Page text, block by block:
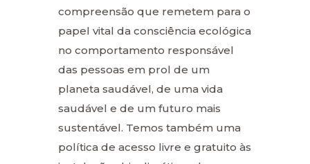
compreensão que remetem para o
papel vital da consciência ecológica
no comportamento responsável
das pessoas em prol de um
planeta saudável, de uma vida
saudável e de um futuro mais
sustentável. Temos também uma
política de acesso livre e gratuito às